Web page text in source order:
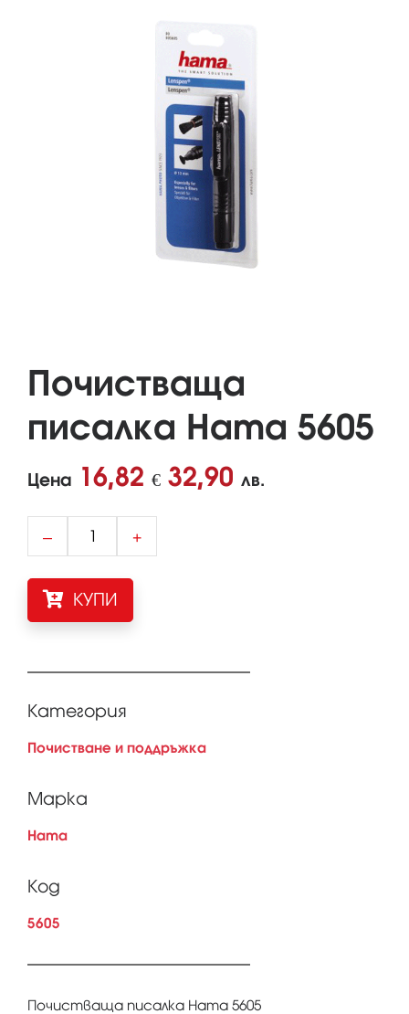
Почистваща
писалка Hama 5605
Цена 16,82 € 32,90 лв.
– +
КУПИ
Категория
Почистване и поддръжка
Марка
Hama
Код
5605
Почистваща писалка Hama 5605